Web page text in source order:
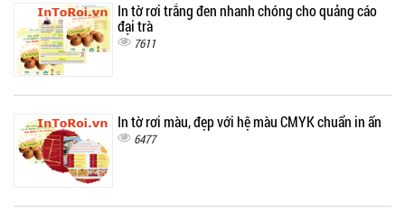
In tờ rơi trắng đen nhanh chóng cho quảng cáo
đại trà
7611
In tờ rơi màu, đẹp với hệ màu CMYK chuẩn in ấn
6477